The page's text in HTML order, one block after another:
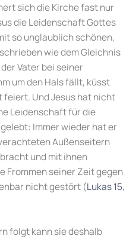
sich die Kirche fast nur
die Leidenschaft Gottes
so unglaublich schönen,
wie dem Gleichnis
Vater bei seiner
um den Hals fällt, küsst
feiert. Und Jesus hat nicht
Leidenschaft für die
Immer wieder hat er
Außenseitern
und mit ihnen
Frommen seiner Zeit gegen
nicht gestört (Lukas 15,
folgt kann sie deshalb